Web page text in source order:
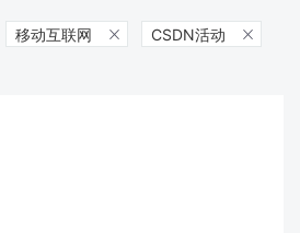
移动互联网  CSDN活动 